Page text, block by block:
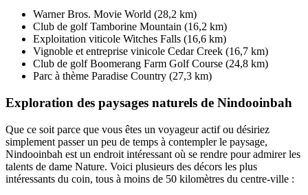
Warner Bros. Movie World (28,2 km)
Club de golf Tamborine Mountain (16,2 km)
Exploitation viticole Witches Falls (16,6 km)
Vignoble et entreprise vinicole Cedar Creek (16,7 km)
Club de golf Boomerang Farm Golf Course (24,8 km)
Parc à thème Paradise Country (27,3 km)
Exploration des paysages naturels de Nindooinbah
Que ce soit parce que vous êtes un voyageur actif ou désiriez
simplement passer un peu de temps à contempler le paysage,
Nindooinbah est un endroit intéressant où se rendre pour admirer les
talents de dame Nature. Voici plusieurs des décors les plus
intéressants du coin, tous à moins de 50 kilomètres du centre-ville :